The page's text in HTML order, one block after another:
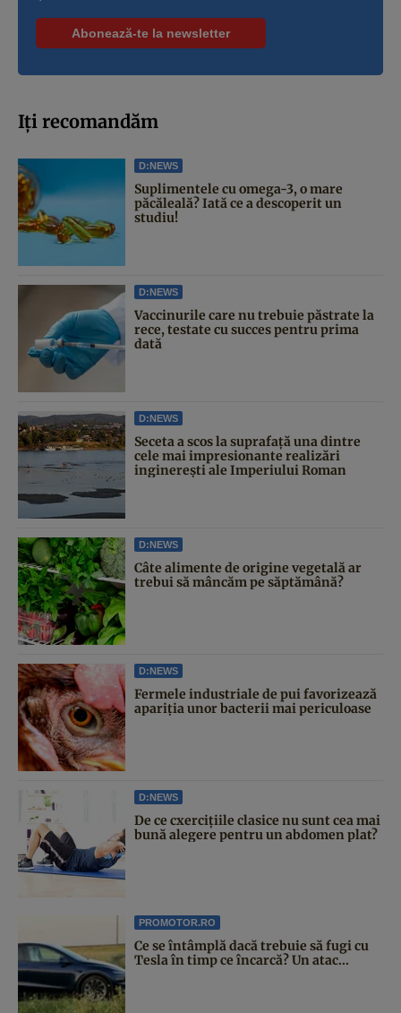
Iți recomandăm
D:NEWS
Suplimentele cu omega-3, o mare
păcăleală? Iată ce a descoperit un
studiu!
D:NEWS
Vaccinurile care nu trebuie păstrate la
rece, testate cu succes pentru prima
dată
D:NEWS
Seceta a scos la suprafață una dintre
cele mai impresionante realizări
inginerești ale Imperiului Roman
D:NEWS
Câte alimente de origine vegetală ar
trebui să mâncăm pe săptămână?
D:NEWS
Fermele industriale de pui favorizează
apariția unor bacterii mai periculoase
D:NEWS
De ce cxercițiile clasice nu sunt cea mai
bună alegere pentru un abdomen plat?
PROMOTOR.RO
Ce se întâmplă dacă trebuie să fugi cu
Tesla în timp ce încarcă? Un atac...